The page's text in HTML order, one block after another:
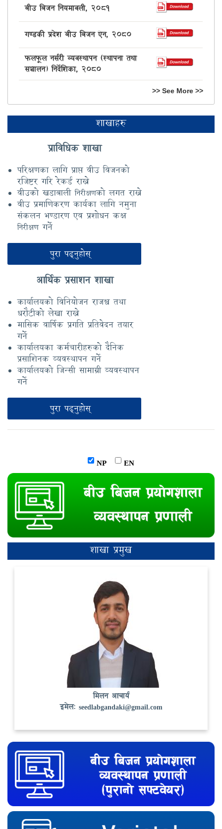
बीउ बिजन नियमावली, 2081
गण्डकी प्रदेश बीउ बिजन ऐन, २०८०
फलफूल नर्सरी व्यवस्थापन (स्थापना तथा
सञ्चालन) निर्देशिका, २०८०
>> See More >>
शाखाहरु
प्राविधिक शाखा
परिक्षणका लागि प्राप्त वीउ विजनको
रजिष्टर गरि रेकर्ड राख्ने
वीउको खडाबालीनिरीक्षणको लगत राख्ने
वीउ प्रमाणिकरण कार्यका लागि नमुना
संकलन भण्डारण एव प्रशोधन कक्ष
निरीक्षणगर्ने
पुरा पढ्नुहोस्
आर्थिक प्रसाशन शाखा
कार्यालयको विनियोजन राजश्व तथा
धरौटीको लेखा राख्ने
मासिक वार्षिक प्रगति प्रतिवेदन तयार
गर्ने
कार्यालयका कर्मचारीहरुको दैनिक
प्रसाशिनक व्यवस्थापन गर्ने
कार्यालयको जिन्सी सामाग्री व्यवस्थापन
गर्ने
पुरा पढ्नुहोस्
NP EN
शाखा प्रमुख
मिलन आचार्य
इमेल: seedlabgandaki@gmail.com